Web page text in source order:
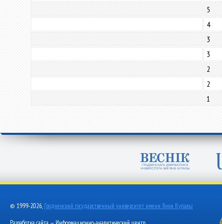
5
4
3
3
2
2
1
© 1999-2026, Гродненский государственный университет имени Янки Купалы